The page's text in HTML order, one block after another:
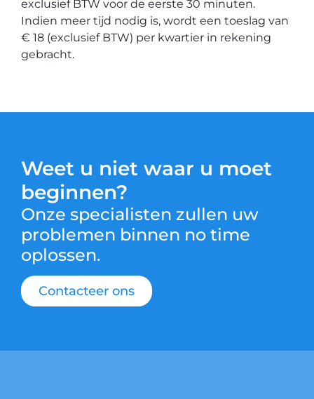
exclusief BTW voor de eerste 30 minuten.
Indien meer tijd nodig is, wordt een toeslag van
€ 18 (exclusief BTW) per kwartier in rekening
gebracht.
Weet u niet waar u moet
beginnen?
Onze specialisten zullen uw
problemen binnen no time
oplossen.
Contacteer ons